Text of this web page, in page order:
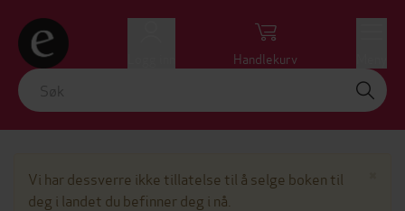
Handlekurv
Vi har dessverre ikke tillatelse til å selge boken til
deg i landet du befinner deg i nå.